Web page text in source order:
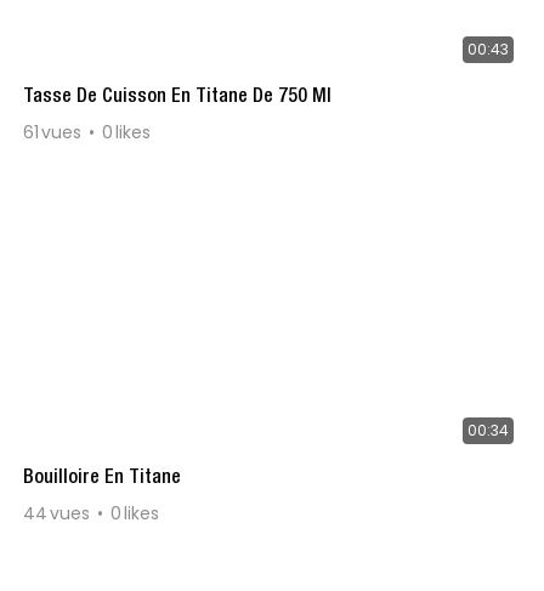
00:43
Tasse De Cuisson En Titane De 750 Ml
61vues 0likes
00:34
Bouilloire En Titane
44vues 0likes